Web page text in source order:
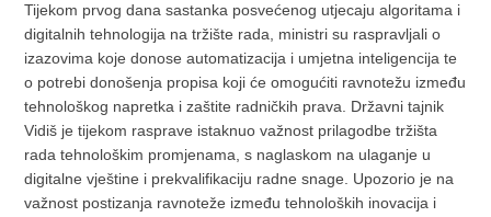
Tijekom prvog dana sastanka posvećenog utjecaju algoritama i
digitalnih tehnologija na tržište rada, ministri su raspravljali o
izazovima koje donose automatizacija i umjetna inteligencija te
o potrebi donošenja propisa koji će omogućiti ravnotežu između
tehnološkog napretka i zaštite radničkih prava. Državni tajnik
Vidiš je tijekom rasprave istaknuo važnost prilagodbe tržišta
rada tehnološkim promjenama, s naglaskom na ulaganje u
digitalne vještine i prekvalifikaciju radne snage. Upozorio je na
važnost postizanja ravnoteže između tehnoloških inovacija i